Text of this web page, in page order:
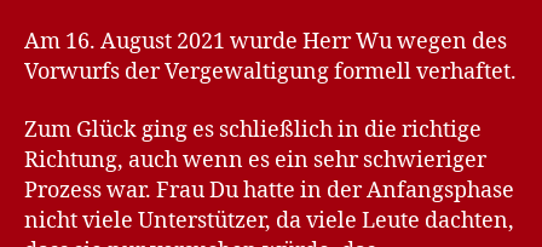
Am 16. August 2021 wurde Herr Wu wegen des
Vorwurfs der Vergewaltigung formell verhaftet.
Zum Glück ging es schließlich in die richtige
Richtung, auch wenn es ein sehr schwieriger
Prozess war. Frau Du hatte in der Anfangsphase
nicht viele Unterstützer, da viele Leute dachten,